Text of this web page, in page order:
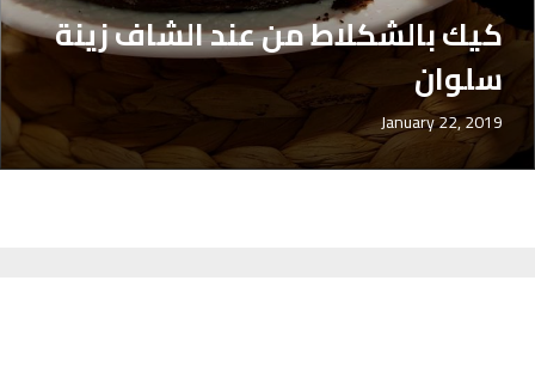
كيك بالشكلاط من عند الشاف زينة
سلوان
January 22, 2019